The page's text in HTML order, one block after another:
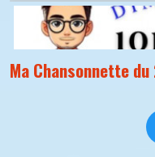
Ma Chansonnette